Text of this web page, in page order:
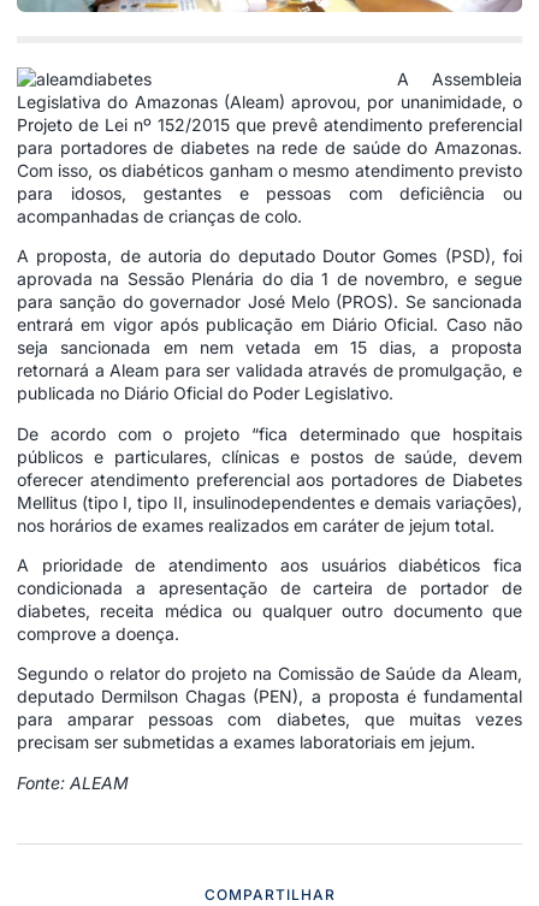
A Assembleia
Legislativa do Amazonas (Aleam) aprovou, por unanimidade, o
Projeto de Lei nº 152/2015 que prevê atendimento preferencial
para portadores de diabetes na rede de saúde do Amazonas.
Com isso, os diabéticos ganham o mesmo atendimento previsto
para idosos, gestantes e pessoas com deficiência ou
acompanhadas de crianças de colo.
A proposta, de autoria do deputado Doutor Gomes (PSD), foi
aprovada na Sessão Plenária do dia 1 de novembro, e segue
para sanção do governador José Melo (PROS). Se sancionada
entrará em vigor após publicação em Diário Oficial. Caso não
seja sancionada em nem vetada em 15 dias, a proposta
retornará a Aleam para ser validada através de promulgação, e
publicada no Diário Oficial do Poder Legislativo.
De acordo com o projeto “fica determinado que hospitais
públicos e particulares, clínicas e postos de saúde, devem
oferecer atendimento preferencial aos portadores de Diabetes
Mellitus (tipo I, tipo II, insulinodependentes e demais variações),
nos horários de exames realizados em caráter de jejum total.
A prioridade de atendimento aos usuários diabéticos fica
condicionada a apresentação de carteira de portador de
diabetes, receita médica ou qualquer outro documento que
comprove a doença.
Segundo o relator do projeto na Comissão de Saúde da Aleam,
deputado Dermilson Chagas (PEN), a proposta é fundamental
para amparar pessoas com diabetes, que muitas vezes
precisam ser submetidas a exames laboratoriais em jejum.
Fonte: ALEAM
COMPARTILHAR